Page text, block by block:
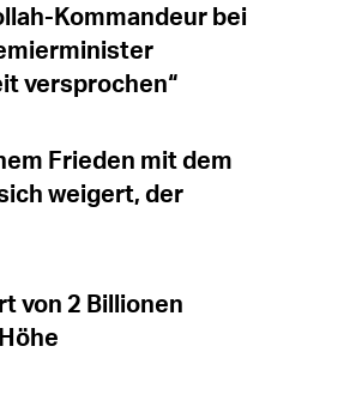
Kommandeur bei
versprochen“
Frieden mit dem
weigert, der
von 2 Billionen